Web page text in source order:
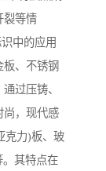
裂等情
中的应用
、不锈钢
过压铸、
尚，现代感
克力)板、玻
。其特点在